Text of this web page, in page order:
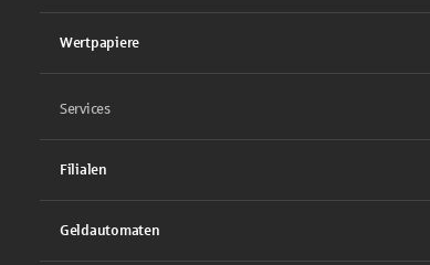
Wertpapiere
Services
Filialen
Geldautomaten